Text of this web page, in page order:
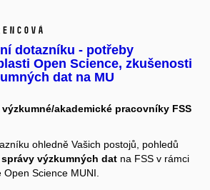
dotazníku - potřeby
Open Science, zkušenosti
dat na MU
akademické pracovníky FSS
ohledně Vašich postojů, pohledů
správy výzkumných dat na FSS v rámci
Science MUNI.